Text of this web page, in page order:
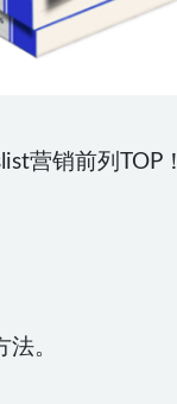
营销前列TOP！
。